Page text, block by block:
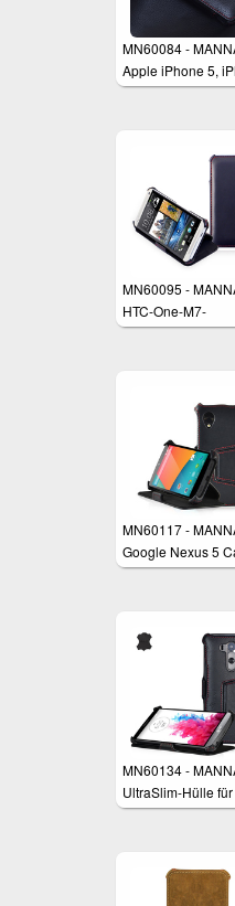
MN60084 -
Apple iPhone 5,
5s Schutzhülle
MN60095 -
HTC-One-M7-
Schutzhülle
MN60117 -
Google Nexus 5
Schutzhülle
MN60134 -
UltraSlim-Hülle
LG G3